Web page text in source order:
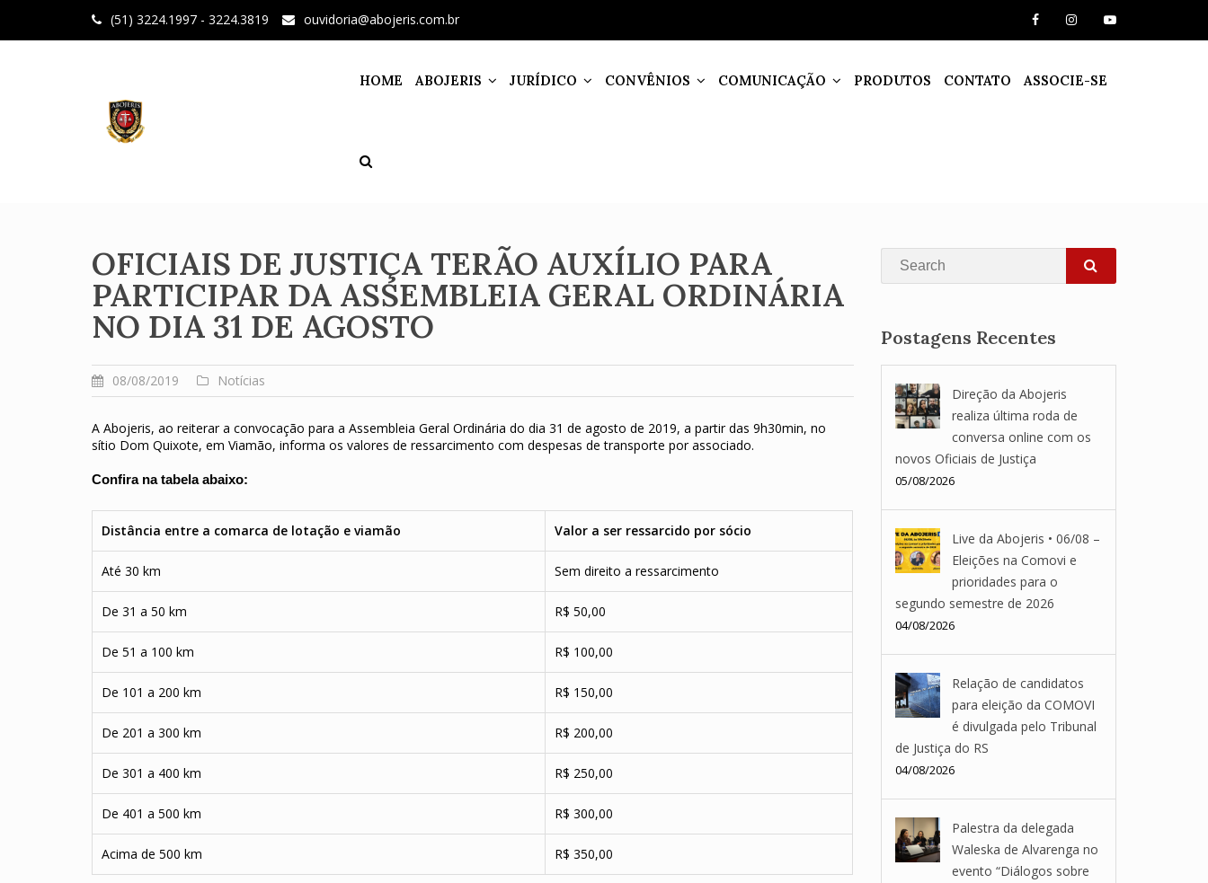
(51) 3224.1997 - 3224.3819 ouvidoria@abojeris.com.br
HOME ABOJERIS JURÍDICO CONVÊNIOS COMUNICAÇÃO PRODUTOS CONTATO ASSOCIE-SE
OFICIAIS DE JUSTIÇA TERÃO AUXÍLIO PARA
PARTICIPAR DA ASSEMBLEIA GERAL ORDINÁRIA
NO DIA 31 DE AGOSTO
08/08/2019 Notícias
A Abojeris, ao reiterar a convocação para a Assembleia Geral Ordinária do dia 31 de agosto de 2019, a partir das 9h30min, no
sítio Dom Quixote, em Viamão, informa os valores de ressarcimento com despesas de transporte por associado.
Confira na tabela abaixo:
Distância entre a comarca de lotação e viamão Valor a ser ressarcido por sócio
Até 30 km Sem direito a ressarcimento
De 31 a 50 km R$ 50,00
De 51 a 100 km R$ 100,00
De 101 a 200 km R$ 150,00
De 201 a 300 km R$ 200,00
De 301 a 400 km R$ 250,00
De 401 a 500 km R$ 300,00
Acima de 500 km R$ 350,00
Search
SEARCH
Postagens Recentes
Direção da Abojeris
realiza última roda de
conversa online com os
novos Oficiais de Justiça
05/08/2026
Live da Abojeris • 06/08 –
Eleições na Comovi e
prioridades para o
segundo semestre de 2026
04/08/2026
Relação de candidatos
para eleição da COMOVI
é divulgada pelo Tribunal
de Justiça do RS
04/08/2026
Palestra da delegada
Waleska de Alvarenga no
evento “Diálogos sobre